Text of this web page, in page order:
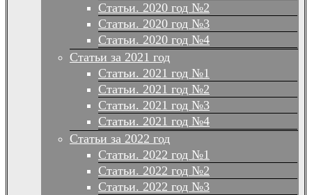
Статьи. 2020 год №2
Статьи. 2020 год №3
Статьи. 2020 год №4
Статьи за 2021 год
Статьи. 2021 год №1
Статьи. 2021 год №2
Статьи. 2021 год №3
Статьи. 2021 год №4
Статьи за 2022 год
Статьи. 2022 год №1
Статьи. 2022 год №2
Статьи. 2022 год №3